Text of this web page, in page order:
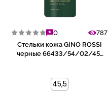
0
787
Стельки кожа GINO ROSSI
черные 66433/54/02/45-
45,5